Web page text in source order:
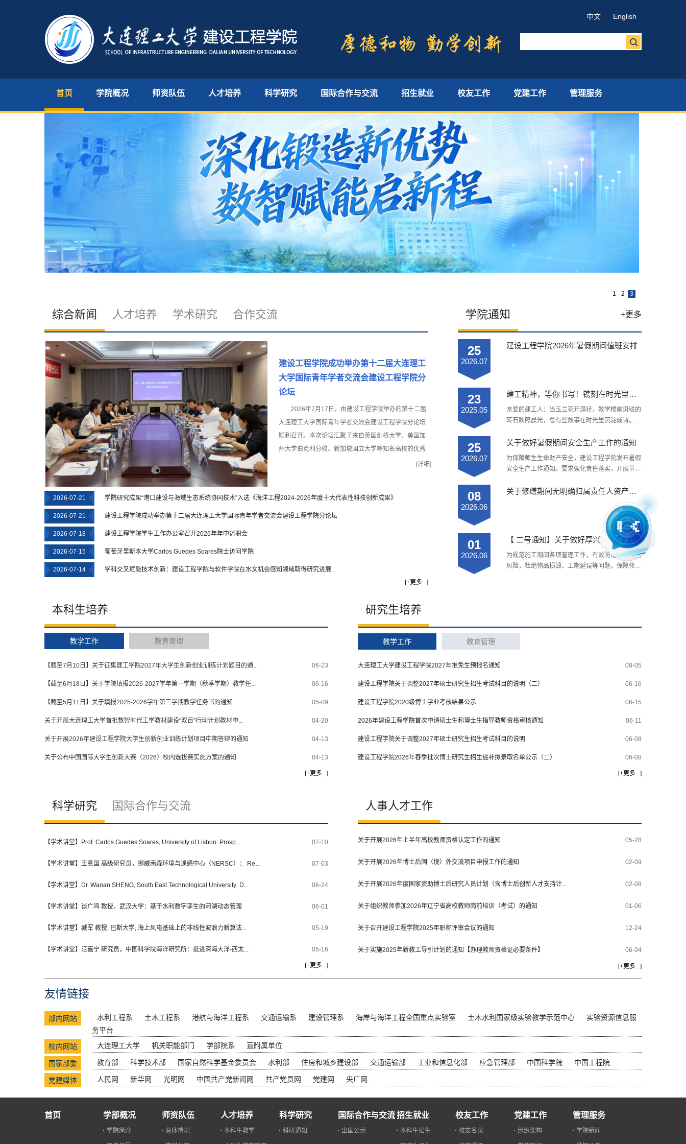
中文 English
首页 学院概况 师资队伍 人才培养 科学研究 国际合作与交流 招生就业 校友工作 党建工作 管理服务
1 2 3
综合新闻 人才培养 学术研究 合作交流
建设工程学院成功举办第十二届大连理工
大学国际青年学者交流会建设工程学院分
论坛
2026年7月17日，由建设工程学院举办的第十二届
大连理工大学国际青年学者交流会建设工程学院分论坛
顺利召开。本次论坛汇聚了来自英国剑桥大学、美国加
州大学伯克利分校、新加坡国立大学等知名高校的优秀
青年学者，共同探索学术前沿，分享创新成果。建设工
出席了本次论坛。论坛开幕式由于龙主持。李钢在致辞
中指出，学院当前正立足新发展阶段，...
[详细]
2026-07-21 学院研究成果“港口建设与海域生态系统协同技术”入选《海洋工程2024-2026年度十大代表性科技创新成果》
2026-07-21 建设工程学院成功举办第十二届大连理工大学国际青年学者交流会建设工程学院分论坛
2026-07-18 建设工程学院学生工作办公室召开2026年年中述职会
2026-07-15 葡萄牙里斯本大学Carlos Guedes Soares院士访问学院
2026-07-14
学科交叉赋能技术创新：建设工程学院与软件学院在水文机会感知领域取得研究进展
[+更多...]
学院通知 +更多
25
2026.07
建设工程学院2026年暑假期间值班安排
23
2025.05
建工精神，等你书写！镌刻在时光里的故事，正在征集
​亲爱的建工人：当玉兰花开满径，教学楼前斑驳的
砖石映照晨光，总有些故事在时光里沉淀成诗。值
院成长的你——无论此刻是奋斗在一线的师生，是
程实践中的关键突破，三尺讲台上影响一生的谆谆
25
2026.07
关于做好暑假期间安全生产工作的通知
​为保障师生生命财产安全，建设工程学院发布暑假
安全生产工作通知。要求强化责任落实，开展节前
生防范能力；细化重点领域管理，重点抓好防汛防
灾、实验室规范运行、施工隔离及消防用电安全；
畅通信息渠道，严格执行值班值守与信息报送制
度，确保突发事件及时处置，共同营造平安暑期环
08
2026.06
关于修缮期间无明确归属责任人资产清理的通知
01
2026.06
【 二号通知】关于做好厚兴楼、厚邦楼修缮工作的通知
​为规范施工期间各项管理工作，有效防范施工安全
风险，杜绝物品损毁、工期延误等问题，保障修缮
完成搬离及相关场地整理工作。...
本科生培养
教学工作 教育管理
【截至7月10日】关于征集建工学院2027年大学生创新创业训练计划题目的通... 06-23
【截至6月18日】关于学院填报2026-2027学年第一学期（秋季学期）教学任... 06-16
【截至5月11日】关于填报2025-2026学年第三学期教学任务书的通知 05-09
关于开展大连理工大学首批数智时代工学教材建设“双百”行动计划教材申... 04-20
关于开展2026年建设工程学院大学生创新创业训练计划项目中期答辩的通知 04-13
关于公布中国国际大学生创新大赛（2026）校内选拔赛实施方案的通知 04-13
[+更多...]
研究生培养
教学工作 教育管理
大连理工大学建设工程学院2027年推免生预报名通知 08-05
建设工程学院关于调整2027年硕士研究生招生考试科目的说明（二） 06-16
建设工程学院2020级博士学业考核结果公示 06-15
2026年建设工程学院首次申请硕士生和博士生指导教师资格审核通知 06-11
建设工程学院关于调整2027年硕士研究生招生考试科目的说明 06-08
建设工程学院2026年春季批次博士研究生招生递补拟录取名单公示（二） 06-08
[+更多...]
科学研究 国际合作与交流
【学术讲堂】Prof. Carlos Guedes Soares, University of Lisbon: Prosp... 07-10
【学术讲堂】王意国 高级研究员，挪威南森环境与遥感中心（NERSC）： Re... 07-03
【学术讲堂】Dr. Wanan SHENG, South East Technological University: D... 06-24
【学术讲堂】谈广鸣 教授，武汉大学：基于水利数字孪生的河湖动态管理 06-01
【学术讲堂】臧军 教授, 巴斯大学, 海上风电基础上的非线性波浪力新算法... 05-19
【学术讲堂】汪嘉宁 研究员，中国科学院海洋研究所：挺进深海大洋-西太... 05-16
[+更多...]
人事人才工作
关于开展2026年上半年高校教师资格认定工作的通知 05-28
关于开展2026年博士后国（境）外交流项目申报工作的通知 02-09
关于开展2026年度国家资助博士后研究人员计划（含博士后创新人才支持计... 02-08
关于组织教师参加2026年辽宁省高校教师岗前培训（考试）的通知 01-06
关于召开建设工程学院2025年职称评审会议的通知 12-24
关于实施2025年新教工导引计划的通知【办理教师资格证必要条件】 06-04
[+更多...]
友情链接
部内网站 水利工程系 土木工程系 港航与海洋工程系 交通运输系 建设管理系 海岸与海洋工程全国重点实验室 土木水利国家级实验教学示范中心
实验资源信息服
务平台
校内网站
大连理工大学 机关职能部门 学部院系 直附属单位
国家部委 教育部 科学技术部 国家自然科学基金委员会 水利部 住房和城乡建设部 交通运输部 工业和信息化部 应急管理部 中国科学院 中国工程院
党建媒体 人民网 新华网 光明网 中国共产党新闻网 共产党员网 党建网 央广网
首页 学部概况
学院简介
师资队伍
总体情况
人才培养
本科生教学
科学研究
科研通知
国际合作与交流
出国公示
招生就业
本科生招生
校友工作
校友名录
党建工作
组织架构
管理服务
学院新闻
凌晨好！ 我是大工智
可以帮助到您呢？